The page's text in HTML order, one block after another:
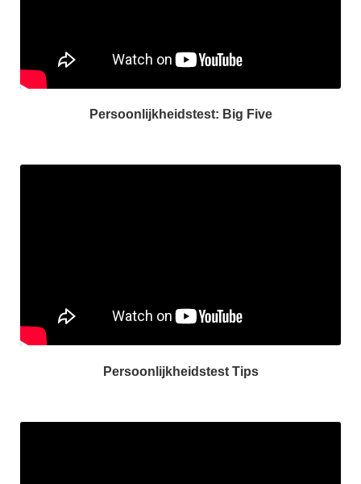
Persoonlijkheidstest: Big Five
Persoonlijkheidstest Tips